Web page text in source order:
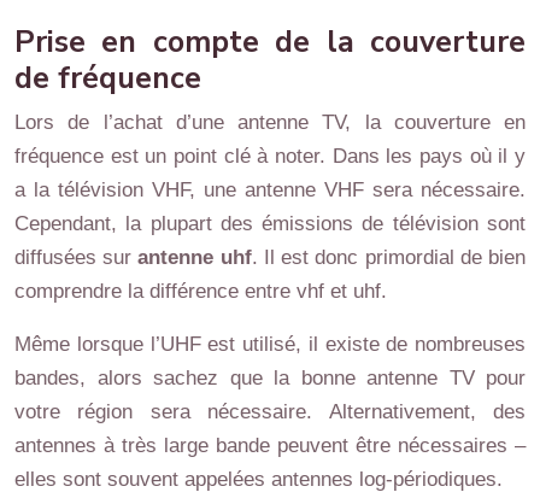
Prise en compte de la couverture
de fréquence
Lors de l’achat d’une antenne TV, la couverture en
fréquence est un point clé à noter. Dans les pays où il y
a la télévision VHF, une antenne VHF sera nécessaire.
Cependant, la plupart des émissions de télévision sont
diffusées surantenne uhf. Il est donc primordial de bien
comprendre la différence entre vhf et uhf.
Même lorsque l’UHF est utilisé, il existe de nombreuses
bandes, alors sachez que la bonne antenne TV pour
votre région sera nécessaire. Alternativement, des
antennes à très large bande peuvent être nécessaires –
elles sont souvent appelées antennes log-périodiques.